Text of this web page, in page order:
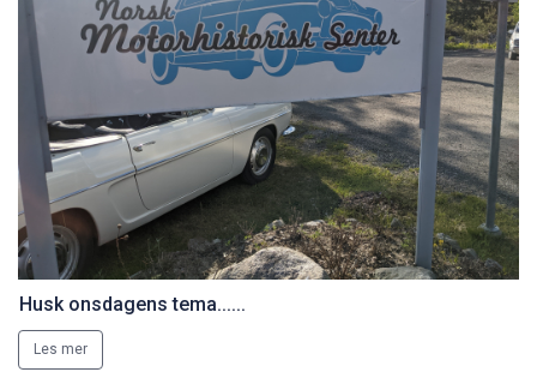
Husk onsdagens tema......
Les mer